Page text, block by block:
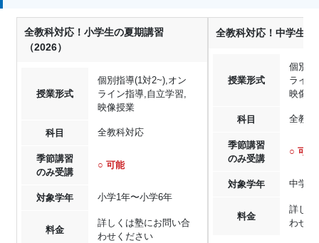
全教科対応！小学生の夏期講習
（2026）
授業形式
個別指導(1対2~),オン
ライン指導,自立学習,
映像授業
科目 全教科対応
季節講習
のみ受講
○ 可能
対象学年 小学1年〜小学6年
料金
詳しくは塾にお問い合
わせください
全教科対応！中学生
授業形式
個別指
ライ
映像授
科目 全教科
季節講習
のみ受講
○ 可能
対象学年 中学1
料金
詳しく
わせく